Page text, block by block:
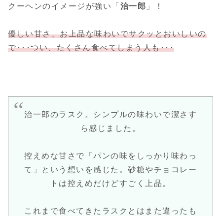
クーヘンのイメージが強い「 治一郎 」！
優しい甘さ、お上品な味わいでサクッとおいしいの
で･･･つい、たくさん食べてしまう人も･･･
治一郎のラスク。シンプルの味わいで潔さす
ら感じました。
控えめな甘さで「パンの味をしっかり味わっ
て」という想いを感じた。砂糖やチョコレー
トは控えめだけどすごく上品。
これまで食べてきたラスクとはまた違ったも